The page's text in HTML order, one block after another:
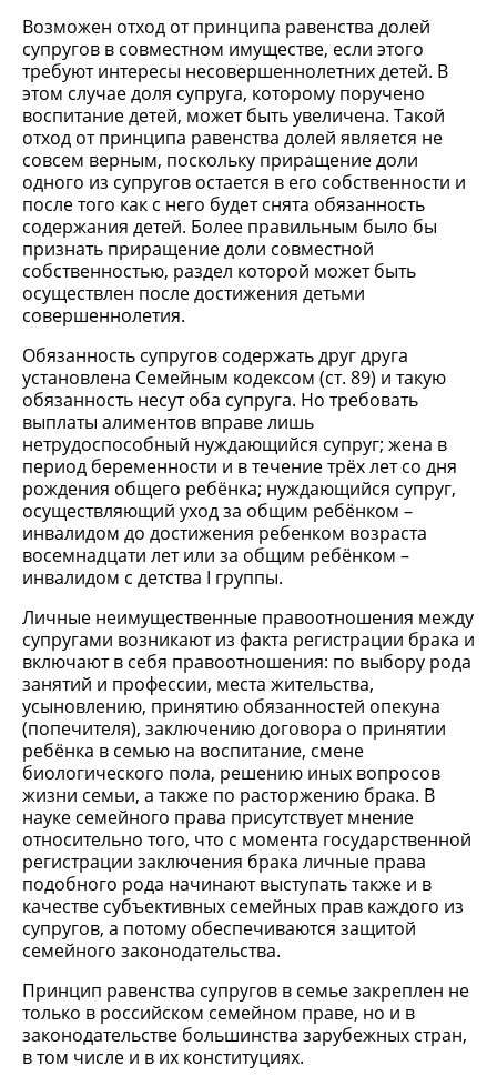
Возможен отход от принципа равенства долей
супругов в совместном имуществе, если этого
требуют интересы несовершеннолетних детей. В
этом случае доля супруга, которому поручено
воспитание детей, может быть увеличена. Такой
отход от принципа равенства долей является не
совсем верным, поскольку приращение доли
одного из супругов остается в его собственности и
после того как с него будет снята обязанность
содержания детей. Более правильным было бы
признать приращение доли совместной
собственностью, раздел которой может быть
осуществлен после достижения детьми
совершеннолетия.
Обязанность супругов содержать друг друга
установлена Семейным кодексом (ст. 89) и такую
обязанность несут оба супруга. Но требовать
выплаты алиментов вправе лишь
нетрудоспособный нуждающийся супруг; жена в
период беременности и в течение трёх лет со дня
рождения общего ребёнка; нуждающийся супруг,
осуществляющий уход за общим ребёнком –
инвалидом до достижения ребенком возраста
восемнадцати лет или за общим ребёнком –
инвалидом с детства I группы.
Личные неимущественные правоотношения между
супругами возникают из факта регистрации брака и
включают в себя правоотношения: по выбору рода
занятий и профессии, места жительства,
усыновлению, принятию обязанностей опекуна
(попечителя), заключению договора о принятии
ребёнка в семью на воспитание, смене
биологического пола, решению иных вопросов
жизни семьи, а также по расторжению брака. В
науке семейного права присутствует мнение
относительно того, что с момента государственной
регистрации заключения брака личные права
подобного рода начинают выступать также и в
качестве субъективных семейных прав каждого из
супругов, а потому обеспечиваются защитой
семейного законодательства.
Принцип равенства супругов в семье закреплен не
только в российском семейном праве, но и в
законодательстве большинства зарубежных стран,
в том числе и в их конституциях.